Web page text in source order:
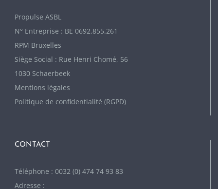
Propulse ASBL
N° Entreprise : BE 0692.855.261
RPM Bruxelles
Siège Social : Rue Henri Chomé, 56
1030 Schaerbeek
Mentions légales
Politique de confidentialité (RGPD)
CONTACT
Téléphone : 0032 (0) 474 74 93 83
Adresse :